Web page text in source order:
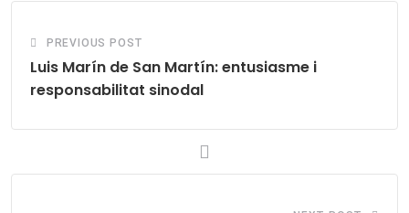
PREVIOUS POST
Luis Marín de San Martín: entusiasme i
responsabilitat sinodal